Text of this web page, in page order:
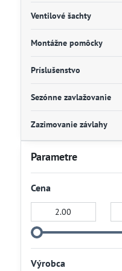
Parametre
Cena
Výrobca
Ventilové šachty
Montážne pomôcky
Príslušenstvo
Sezónne zavlažovanie
Zazimovanie závlahy